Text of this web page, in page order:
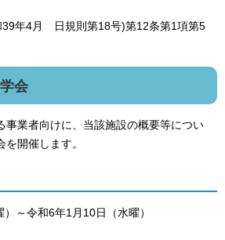
年4月 日規則第18号)第12条第1項第5
会
事業者向けに、当該施設の概要等につい
開催します。
～令和6年1月10日（水曜）